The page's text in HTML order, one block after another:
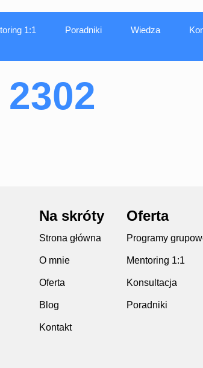
1:1 Poradniki Wiedza
Na skróty
Strona główna
O mnie
Oferta
Blog
Kontakt
Oferta
Programy
Mentoring 1:1
Konsultacja
Poradniki